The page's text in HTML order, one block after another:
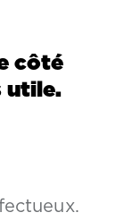
côté
utile.